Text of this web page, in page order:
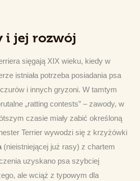
i jej rozwój
sięgają XIX wieku, kiedy w
istniała potrzeba posiadania psa
i innych gryzoni. W tamtym
„ratting contests” – zawody, w
czasie miały zabić określoną
Terrier wywodzi się z krzyżówki
(nieistniejącej już rasy) z chartem
uzyskano psa szybciej
ale wciąż z typowym dla